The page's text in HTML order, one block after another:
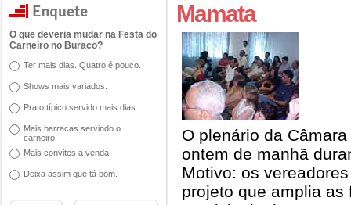
O que deveria mudar na Festa do
Carneiro no Buraco?
Ter mais dias. Quatro é pouco.
Shows mais variados.
Prato típico servido mais dias.
Mais barracas servindo o
carneiro.
Mais convites à venda.
Deixa assim que tá bom.
Mamata
O plenário da
ontem de manhã
Motivo: os
projeto que amplia